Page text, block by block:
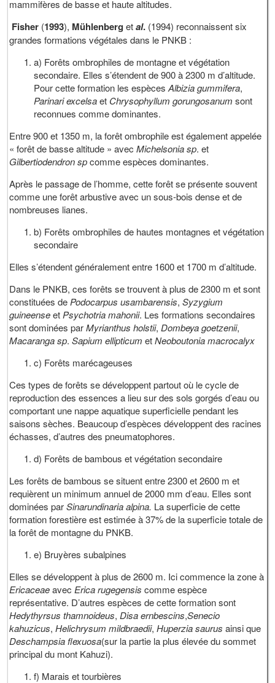
mammifères de basse et haute altitudes.
Fisher (1993), Mühlenberg etal. (1994) reconnaissent six
grandes formations végétales dans le PNKB :
a) Forêts ombrophiles de montagne et végétation
secondaire. Elles s’étendent de 900 à 2300 m d’altitude.
Pour cette formation les espècesAlbizia gummifera,
Parinari excelsaet Chrysophyllum gorungosanumsont
reconnues comme dominantes.
Entre 900 et 1350 m, la forêt ombrophile est également appelée
« forêt de basse altitude » avecMichelsonia sp. et
Gilbertiodendron spcomme espèces dominantes.
Après le passage de l’homme, cette forêt se présente souvent
comme une forêt arbustive avec un sous-bois dense et de
nombreuses lianes.
b) Forêts ombrophiles de hautes montagnes et végétation
secondaire
Elles s’étendent généralement entre 1600 et 1700 m d’altitude.
Dans le PNKB, ces forêts se trouvent à plus de 2300 m et sont
constituées de Podocarpus usambarensis,Syzygium
guineenseet Psychotria mahonii. Les formations secondaires
sont dominées parMyrianthus holstii, Dombeya goetzenii,
Macaranga sp.Sapium ellipticumetNeoboutonia macrocalyx
c) Forêts marécageuses
Ces types de forêts se développent partout où le cycle de
reproduction des essences a lieu sur des sols gorgés d’eau ou
comportant une nappe aquatique superficielle pendant les
saisons sèches. Beaucoup d’espèces développent des racines
échasses, d’autres des pneumatophores.
d) Forêts de bambous et végétation secondaire
Les forêts de bambous se situent entre 2300 et 2600 m et
requièrent un minimum annuel de 2000 mm d’eau. Elles sont
dominées parSinarundinaria alpina. La superficie de cette
formation forestière est estimée à 37% de la superficie totale de
la forêt de montagne du PNKB.
e) Bruyères subalpines
Elles se développent à plus de 2600 m. Ici commence la zone à
Ericaceaeavec Erica rugegensiscomme espèce
représentative. D’autres espèces de cette formation sont
Hedythyrsus thamnoideus, Disa ernbescins,Senecio
kahuzicus,Helichrysum mildbraedii,Huperzia saurusainsi que
Deschampsia flexuosa(sur la partie la plus élevée du sommet
principal du mont Kahuzi).
f) Marais et tourbières